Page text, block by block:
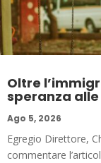
Oltre
speranza
Ago 5, 2026
Egregio Direttore,
commentare